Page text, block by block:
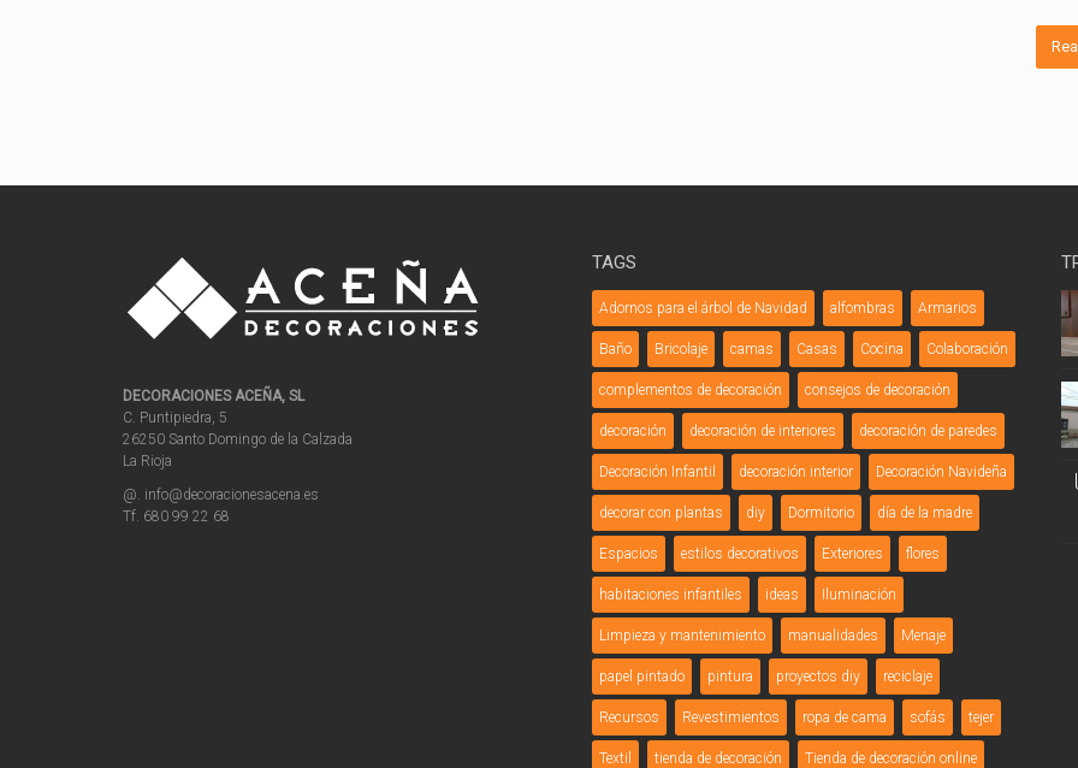
DECORACIONES ACEÑA, SL
C. Puntipiedra, 5
26250 Santo Domingo de la Calzada
La Rioja
@. info@decoracionesacena.es
Tf. 680 99 22 68
TAGS
Adornos para el árbol de Navidad alfombras Armarios
Baño Bricolaje camas Casas Cocina Colaboración
complementos de decoración consejos de decoración
decoración decoración de interiores decoración de paredes
Decoración Infantil decoración interior Decoración Navideña
decorar con plantas diy Dormitorio día de la madre
Espacios estilos decorativos Exteriores flores
habitaciones infantiles ideas Iluminación
Limpieza y mantenimiento manualidades Menaje
papel pintado pintura proyectos diy reciclaje
Recursos Revestimientos ropa de cama sofás tejer
Textil tienda de decoración Tienda de decoración online